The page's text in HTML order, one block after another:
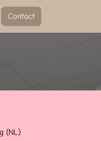
Contact
(NL)